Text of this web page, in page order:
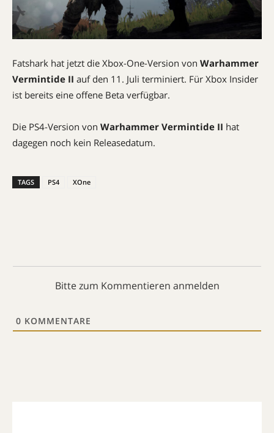
Fatshark hat jetzt die Xbox-One-Version von Warhammer
Vermintide II auf den 11. Juli terminiert. Für Xbox Insider
ist bereits eine offene Beta verfügbar.
Die PS4-Version von Warhammer Vermintide II hat
dagegen noch kein Releasedatum.
TAGS PS4 XOne
Bitte zum Kommentieren anmelden
0 KOMMENTARE